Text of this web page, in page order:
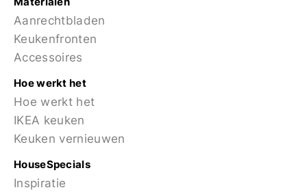
Aanrechtbladen
Keukenfronten
Accessoires
Hoe werkt het
Hoe werkt het
IKEA keuken
Keuken vernieuwen
HouseSpecials
Inspiratie